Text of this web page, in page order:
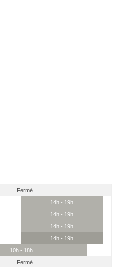
Fermé
14h - 19h
14h - 19h
14h - 19h
14h - 19h
10h - 18h
Fermé